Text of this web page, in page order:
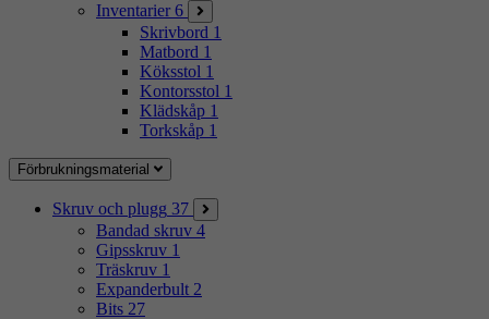
Inventarier 6
Skrivbord 1
Matbord 1
Köksstol 1
Kontorsstol 1
Klädskåp 1
Torkskåp 1
Förbrukningsmaterial
Skruv och plugg 37
Bandad skruv 4
Gipsskruv 1
Träskruv 1
Expanderbult 2
Bits 27